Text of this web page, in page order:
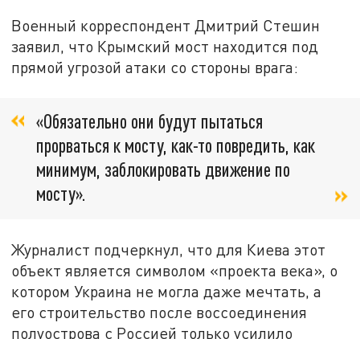
Военный корреспондент Дмитрий Стешин
заявил, что Крымский мост находится под
прямой угрозой атаки со стороны врага:
«Обязательно они будут пытаться
прорваться к мосту, как-то повредить, как
минимум, заблокировать движение по
мосту».
Журналист подчеркнул, что для Киева этот
объект является символом «проекта века», о
котором Украина не могла даже мечтать, а
его строительство после воссоединения
полуострова с Россией только усилило